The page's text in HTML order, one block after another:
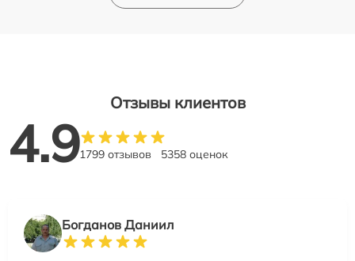
Отзывы клиентов
4.91799 отзывов 5358 оценок
Богданов Даниил